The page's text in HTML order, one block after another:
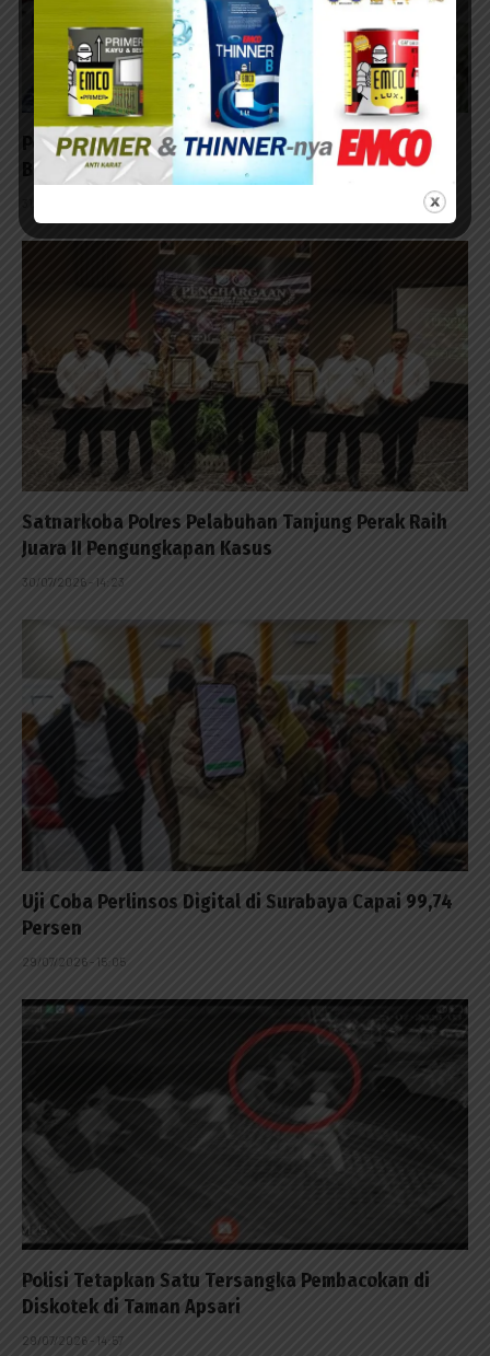
Periksa Mata Guru PAUD, Gandeng RSMM Jatim dan
Baznas
Satnarkoba Polres Pelabuhan Tanjung Perak Raih
Juara II Pengungkapan Kasus
30/07/2026 - 14:23
Uji Coba Perlinsos Digital di Surabaya Capai 99,74
Persen
29/07/2026 - 15:05
Polisi Tetapkan Satu Tersangka Pembacokan di
Diskotek di Taman Apsari
29/07/2026 - 14:57